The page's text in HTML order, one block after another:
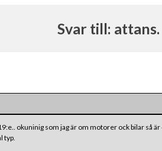
Svar till: attans.
okuninig som jag är om motorer ock bilar så är
typ.